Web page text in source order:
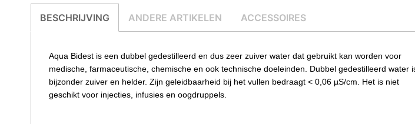
BESCHRIJVING ANDERE ARTIKELEN ACCESSOIRES
Aqua Bidest is een dubbel gedestilleerd en dus zeer zuiver water dat gebruikt kan worden voor
medische, farmaceutische, chemische en ook technische doeleinden. Dubbel gedestilleerd water
bijzonder zuiver en helder. Zijn geleidbaarheid bij het vullen bedraagt < 0,06 µS/cm. Het is niet
geschikt voor injecties, infusies en oogdruppels.